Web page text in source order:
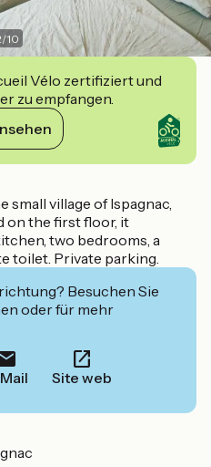
/10
Vélo zertifiziert und
zu empfangen.
small village of Ispagnac,
on the first floor, it
two bedrooms, a
toilet. Private parking.
Besuchen Sie
oder für mehr
Site web